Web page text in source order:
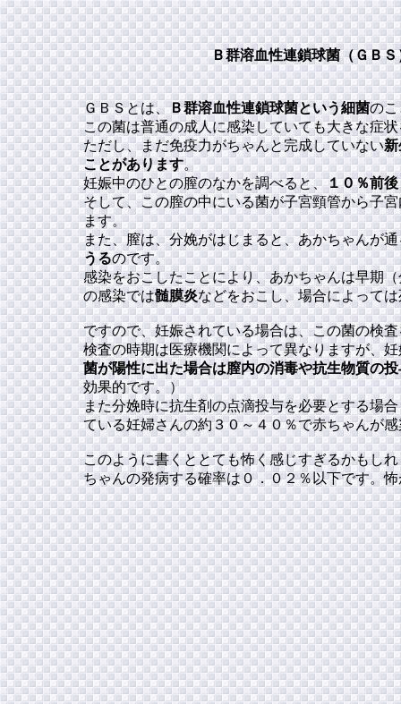
Ｂ群溶血性連鎖球菌（ＧＢＳ
ＧＢＳとは、Ｂ群溶血性連鎖球菌という細菌の
この菌は普通の成人に感染していても大きな症
ただし、まだ免疫力がちゃんと完成していない
ことがあります。
妊娠中のひとの膣のなかを調べると、１０％前
そして、この膣の中にいる菌が子宮頸管から子
ます。
また、膣は、分娩がはじまると、あかちゃんが
うるのです。
感染をおこしたことにより、あかちゃんは早期
の感染では髄膜炎などをおこし、場合によって
ですので、妊娠されている場合は、この菌の検
検査の時期は医療機関によって異なりますが、
菌が陽性に出た場合は膣内の消毒や抗生物質の
効果的です。）
また分娩時に抗生剤の点滴投与を必要とする場
ている妊婦さんの約３０～４０％で赤ちゃんが
このように書くととても怖く感じすぎるかもし
ちゃんの発病する確率は０．０２％以下です。